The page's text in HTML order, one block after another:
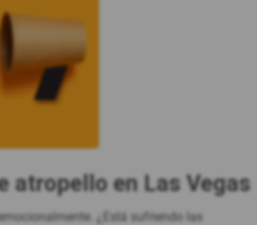
atropello en Las Vegas
¿Está sufriendo las